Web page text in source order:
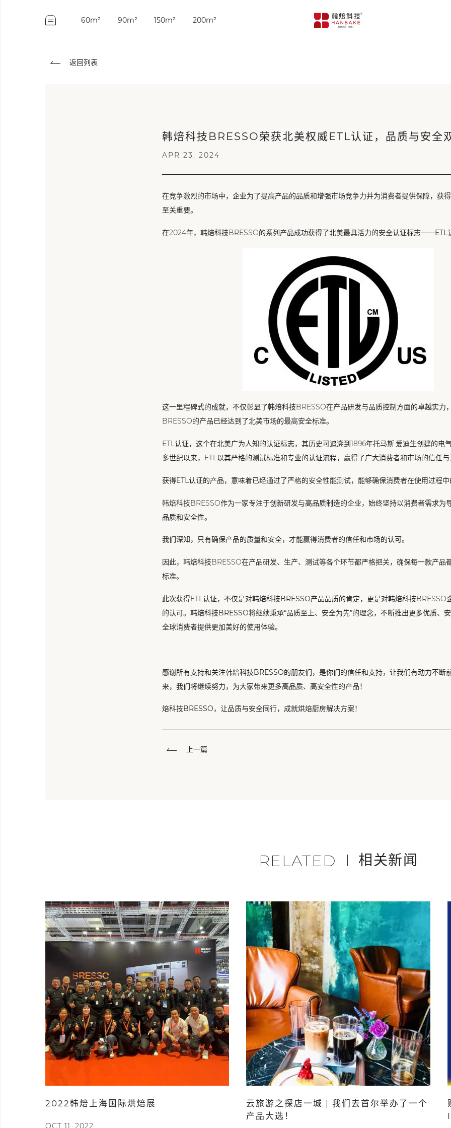
60m² 90m² 150m² 200m²
返回列表
韩焙科技BRESSO荣获北美权威ETL认证，品质与安全
APR 23, 2024
在竞争激烈的市场中，企业为了提高产品的品质和增强市场竞争力并为消费者提供保障，获
至关重要。
在2024年，韩焙科技BRESSO的系列产品成功获得了北美最具活力的安全认证标志——ETL
这一里程碑式的成就，不仅彰显了韩焙科技BRESSO在产品研发与品质控制方面的卓越实力
BRESSO的产品已经达到了北美市场的最高安全标准。
ETL认证，这个在北美广为人知的认证标志，其历史可追溯到1896年托马斯·爱迪生创建的电
多世纪以来，ETL以其严格的测试标准和专业的认证流程，赢得了广大消费者和市场的信任
获得ETL认证的产品，意味着已经通过了严格的安全性能测试，能够确保消费者在使用过程
韩焙科技BRESSO作为一家专注于创新研发与高品质制造的企业，始终坚持以消费者需求为
品质和安全性。
我们深知，只有确保产品的质量和安全，才能赢得消费者的信任和市场的认可。
因此，韩焙科技BRESSO在产品研发、生产、测试等各个环节都严格把关，确保每一款产品
标准。
此次获得ETL认证，不仅是对韩焙科技BRESSO产品品质的肯定，更是对韩焙科技BRESSO
的认可。 韩焙科技BRESSO将继续秉承“品质至上、安全为先”的理念，不断推出更多优质、
全球消费者提供更加美好的使用体验。
感谢所有支持和关注韩焙科技BRESSO的朋友们，是你们的信任和支持，让我们有动力不断
来，我们将继续努力，为大家带来更多高品质、高安全性的产品！
焙科技BRESSO，让品质与安全同行，成就烘焙厨房解决方案！
上一篇
RELATED 相关新闻
2022韩焙上海国际烘焙展
OCT 11, 2022
云旅游之探店一城 | 我们去首尔举办了一个
产品大选！